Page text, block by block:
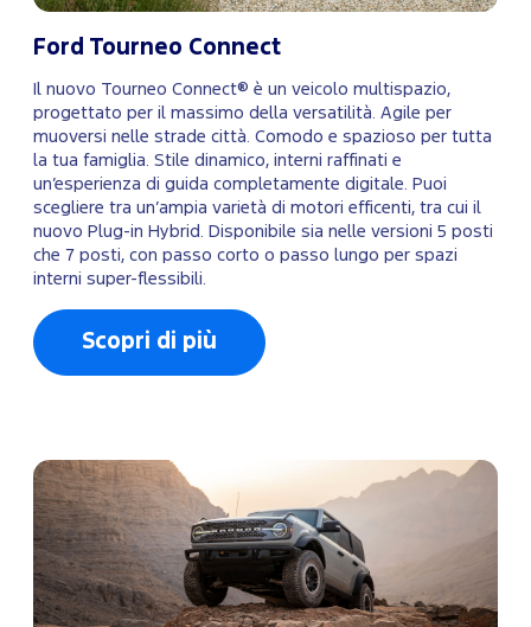
Ford Tourneo Connect
Il nuovo Tourneo Connect® è un veicolo multispazio,
progettato per il massimo della versatilità. Agile per
muoversi nelle strade città. Comodo e spazioso per tutta
la tua famiglia. Stile dinamico, interni raffinati e
un’esperienza di guida completamente digitale. Puoi
scegliere tra un’ampia varietà di motori efficenti, tra cui il
nuovo Plug-in Hybrid. Disponibile sia nelle versioni 5 posti
che 7 posti, con passo corto o passo lungo per spazi
interni super-flessibili.
Scopri di più